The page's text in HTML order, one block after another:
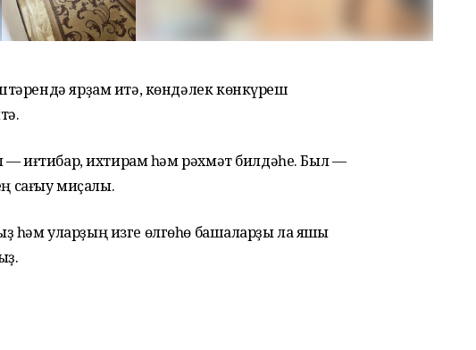
ярҙам итә, көндәлек көнкүреш
иғтибар, ихтирам һәм рәхмәт билдәһе. Был —
сағыу миҫалы.
уларҙың изге өлгөһө башҡаларҙы ла яҡшы